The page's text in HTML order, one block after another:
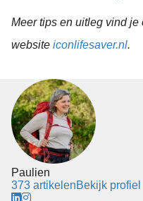
Meer tips en uitleg vind
website iconlifesaver.nl.
Paulien
373 artikelenBekijk profiel